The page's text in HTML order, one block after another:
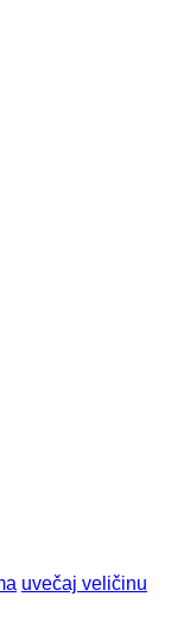
uvečaj veličinu